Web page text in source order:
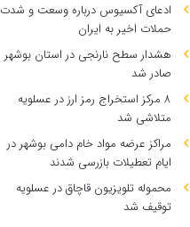
ادعای آکسیوس درباره وسعت و شدت
حملات اخیر به ایران
هشدار سطح نارنجی در استان بوشهر
صادر شد
۸ مرکز استخراج رمز ارز در عسلویه
متلاشی شد
مراکز عرضه مواد خام دامی بوشهر در
ایام تعطیلات بازرسی شدند
محموله تلویزیون قاچاق در عسلویه
توقیف شد